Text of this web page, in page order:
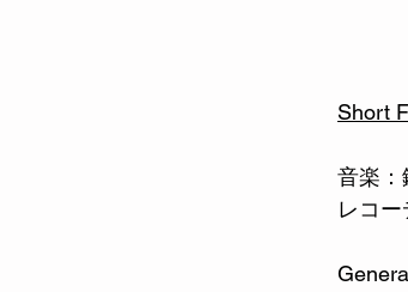
Short
音楽：
レコー